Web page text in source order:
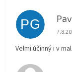
PG
Velmi účinný i v